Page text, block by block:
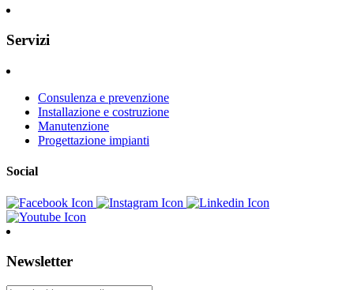
Servizi
Consulenza e prevenzione
Installazione e costruzione
Manutenzione
Progettazione impianti
Social
Newsletter